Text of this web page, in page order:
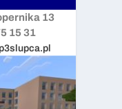
13
15 31